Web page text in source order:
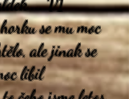
... V1
se mu moc
ale jinak se
libil